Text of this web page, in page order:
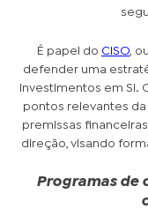
É papel do CISO ,
defender uma
investimentos em SI.
pontos relevantes
premissas
direção, visando
Programas de